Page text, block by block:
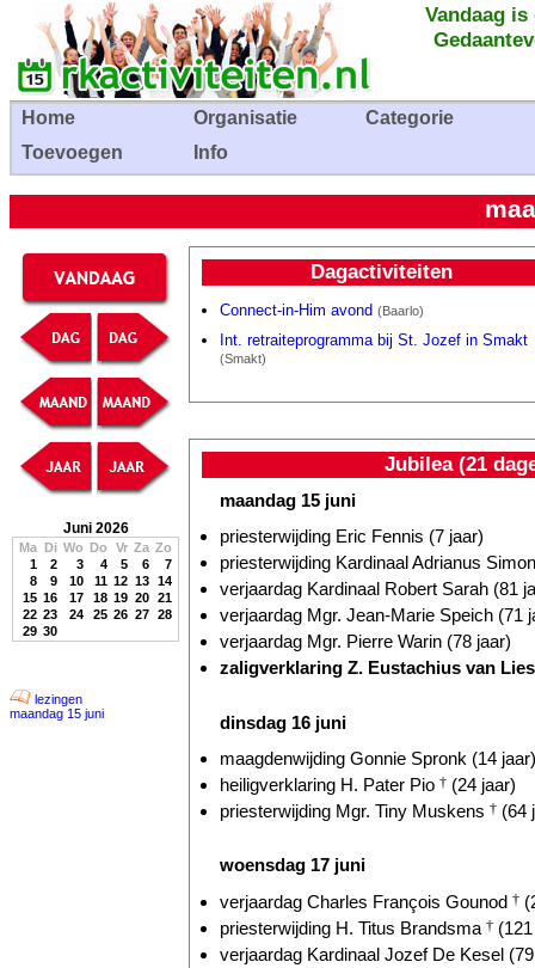
Vandaag
Home Organisatie
Categorie
Toevoegen
Info
Juni 2026
Ma Di Wo Do Vr Za Zo
1
2 3 4 5 6
7
8
9 10 11 12 13 14
15 16 17 18 19 20 21
22 23 24 25 26 27 28
29 30
lezingen
maandag 15 juni
Dagactiviteiten
Connect-in-Him avond (Baarlo)
Int. retraiteprogramma bij St. Jozef in Smakt
(Smakt)
Jubilea (21
maandag 15 juni
priesterwijding Eric Fennis (7 jaar)
priesterwijding Kardinaal Adrianus
verjaardag Kardinaal Robert Sarah (81
verjaardag Mgr. Jean-Marie Speich (71
verjaardag Mgr. Pierre Warin (78 jaar)
zaligverklaring Z. Eustachius van
dinsdag 16 juni
maagdenwijding Gonnie Spronk (14 jaar)
heiligverklaring H. Pater Pio † (24 jaar)
priesterwijding Mgr. Tiny Muskens † (64
woensdag 17 juni
verjaardag Charles François Gounod †
priesterwijding H. Titus Brandsma †
verjaardag Kardinaal Jozef De Kesel